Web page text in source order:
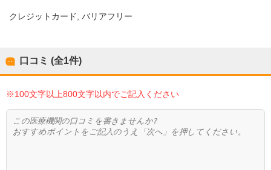
クレジットカード バリアフリー
口コミ (全1件)
※100文字以上800文字以内でご記入ください